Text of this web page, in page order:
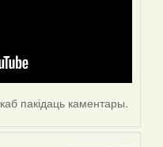
каб пакідаць каментары.